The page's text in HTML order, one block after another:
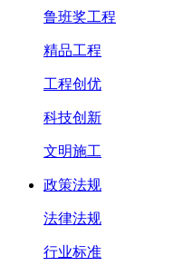
鲁班奖工程
精品工程
工程创优
科技创新
文明施工
政策法规
法律法规
行业标准